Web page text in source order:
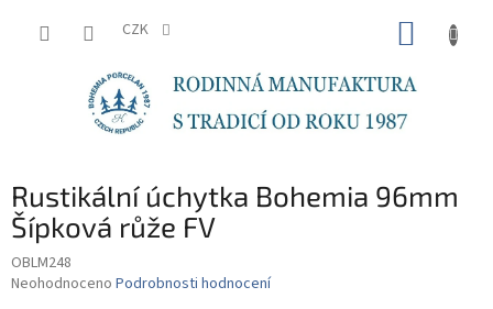
CZK
Rustikální úchytka Bohemia 96mm
Šípková růže FV
OBLM248
Průměrné
Neohodnoceno Podrobnosti hodnocení